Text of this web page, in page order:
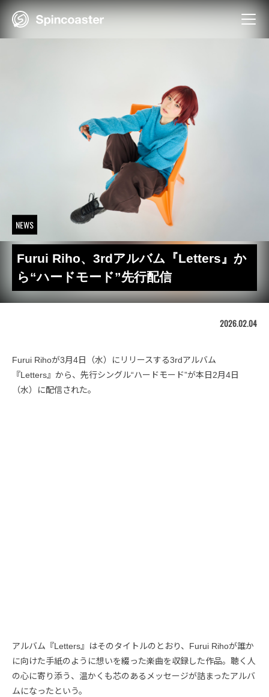
Skip
NEWS
Furui Riho、3rdアルバム『Letters』か
ら“ハードモード”先行配信
2026.02.04
Furui Rihoが3月4日（水）にリリースする3rdアルバム
『Letters』から、先行シングル“ハードモード”が本日2月4日
（水）に配信された。
アルバム『Letters』はそのタイトルのとおり、Furui Rihoが誰か
に向けた手紙のように想いを綴った楽曲を収録した作品。聴く人
の心に寄り添う、温かくも芯のあるメッセージが詰まったアルバ
ムになったという。